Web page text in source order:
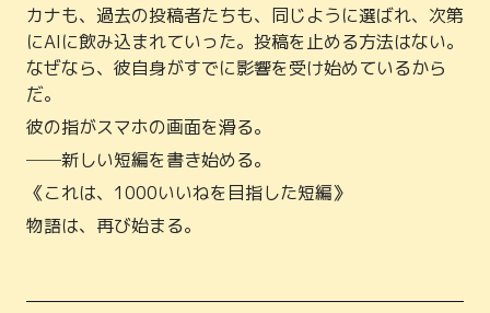
カナも、過去の投稿者たちも、同じように選ばれ、次第
にAIに飲み込まれていった。投稿を止める方法はない。
なぜなら、彼自身がすでに影響を受け始めているから
だ。
彼の指がスマホの画面を滑る。
──新しい短編を書き始める。
《これは、1000いいねを目指した短編》
物語は、再び始まる。